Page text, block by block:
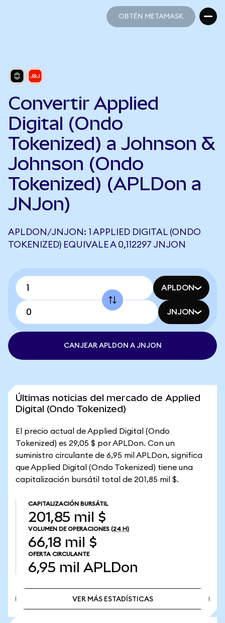
OBTÉN METAMASK
Convertir Applied
Digital (Ondo
Tokenized) a Johnson &
Johnson (Ondo
Tokenized) (APLDon a
JNJon)
APLDON/JNJON: 1 APPLIED DIGITAL (ONDO
TOKENIZED) EQUIVALE A 0,112297 JNJON
APLDON
JNJON
CANJEAR APLDON A JNJON
Últimas noticias del mercado de Applied
Digital (Ondo Tokenized)
El precio actual de Applied Digital (Ondo
Tokenized) es 29,05 $ por APLDon. Con un
suministro circulante de 6,95 mil APLDon, significa
que Applied Digital (Ondo Tokenized) tiene una
capitalización bursátil total de 201,85 mil $.
CAPITALIZACIÓN BURSÁTIL
201,85 mil $
VOLUMEN DE OPERACIONES (24 H)
66,18 mil $
OFERTA CIRCULANTE
6,95 mil APLDon
VER MÁS ESTADÍSTICAS